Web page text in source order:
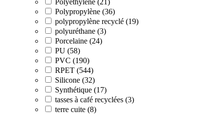
Polypropylène (36)
polypropylène recyclé (19)
polyuréthane (3)
Porcelaine (24)
PU (58)
PVC (190)
RPET (544)
Silicone (32)
Synthétique (17)
tasses à café recyclées (3)
terre cuite (8)